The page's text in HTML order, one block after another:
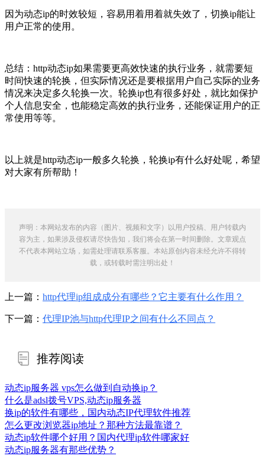
因为动态ip的时效较短，容易用着用着就失效了，切换ip能让
用户正常的使用。
总结：http动态ip如果需要更高效快速的执行业务，就需要短
时间快速的轮换，但实际情况还是要根据用户自己实际的业务
情况来决定多久轮换一次。轮换ip也有很多好处，就比如保护
个人信息安全，也能稳定高效的执行业务，还能保证用户的正
常使用等等。
以上就是http动态ip一般多久轮换，轮换ip有什么好处呢，希望
对大家有所帮助！
声明：本网站发布的内容（图片、视频和文字）以用户投稿、用户转载内
容为主，如果涉及侵权请尽快告知，我们将会在第一时间删除。文章观点
不代表本网站立场，如需处理请联系客服。本站原创内容未经允许不得转
载，或转载时需注明出处！
上一篇： http代理ip组成成分有哪些？它主要有什么作用？
下一篇： 代理IP池与http代理IP之间有什么不同点？
推荐阅读
动态ip服务器 vps怎么做到自动换ip？
什么是adsl拨号VPS,动态ip服务器
换ip的软件有哪些，国内动态IP代理软件推荐
怎么更改浏览器ip地址？那种方法最靠谱？
动态ip软件哪个好用？国内代理ip软件哪家好
动态ip服务器有那些优势？